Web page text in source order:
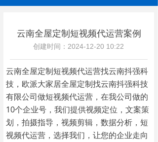
云南全屋定制短视频代运营案例
创建时间： 2024-12-20 10:22
云南全屋定制短视频代运营找云南抖强科
技，欧派大家居全屋定制找云南抖强科技
有限公司做短视频代运营，在我公司做的
10个企业号，我们提供视频定位，文案策
划，拍摄指导，视频剪辑，数据分析，短
视频代运营，选择我们，让您的企业走向